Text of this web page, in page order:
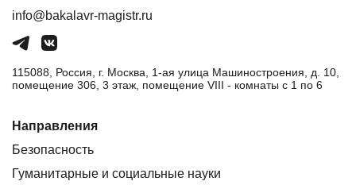
info@bakalavr-magistr.ru
115088, Россия, г. Москва, 1-ая улица Машиностроения, д. 10,
помещение 306, 3 этаж, помещение VIII - комнаты с 1 по 6
Направления
Безопасность
Гуманитарные и социальные науки